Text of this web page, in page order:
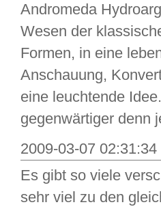
Andromeda
Wesen der
Formen, in eine
Anschauung,
eine leuchtende
gegenwärtiger denn
2009-03-07 02:31:34
Es gibt so viele
sehr viel zu den